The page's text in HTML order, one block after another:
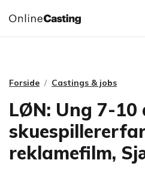
CASTINGS & JOBS
Forside Castings & jobs
LØN: Ung 7-10
reklamefilm,